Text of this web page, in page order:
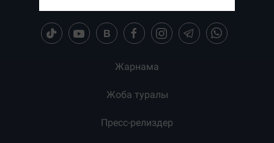
Жарнама
Жоба туралы
Пресс-релиздер